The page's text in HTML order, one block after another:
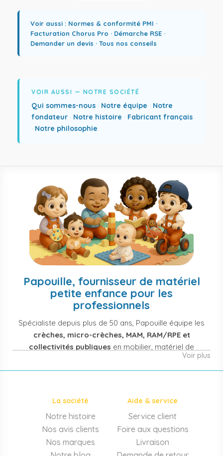
Voir aussi : Normes & conformité PMI ·
Facturation Chorus Pro · Démarche RSE ·
Demander un devis · Tous nos conseils
VOIR AUSSI — NOTRE SOCIÉTÉ
Qui sommes-nous · Notre équipe · Notre
fondateur · Notre histoire · Fabricant français
· Notre philosophie
Papouille, fournisseur de matériel
petite enfance pour les
professionnels
Spécialiste depuis plus de 50 ans, Papouille équipe les
crèches, micro-crèches, MAM, RAM/RPE et
collectivités publiques en mobilier, matériel de
puériculture, jouets et équipement pour structures
d'accueil de la petite enfance. Notre offre couvre
cabinets infirmiers).
Mobilier et équipement de crèche
Lits crèche en bois, couchettes empilables, meubles à
langer sur mesure en résine antibactérienne, tables et
Voir plus
La société
Notre histoire
Nos avis clients
Nos marques
Aide & service
Service client
Foire aux questions
Livraison